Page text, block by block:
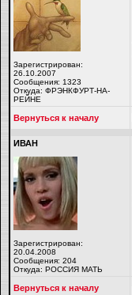
Зарегистрирован:
26.10.2007
Сообщения: 1323
Откуда: ФРЭНКФУРТ-НА-
РЕЙНЕ
Вернуться к началу
ИВАН
Зарегистрирован:
20.04.2008
Сообщения: 204
Откуда: РОССИЯ МАТЬ
Вернуться к началу